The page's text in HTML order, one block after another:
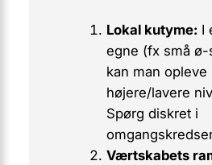
Lokal kutyme: I
egne (fx små ø-
kan man opleve
højere/lavere
Spørg diskret i
Værtskabets